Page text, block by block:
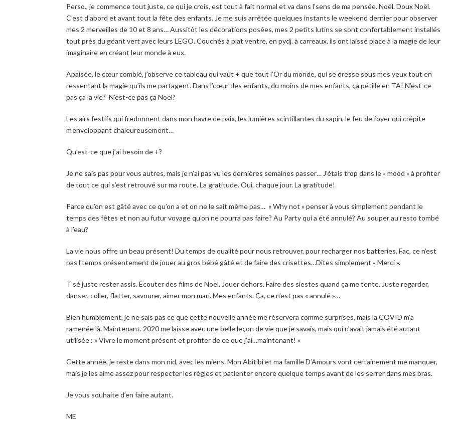
Perso., je commence tout juste, ce qui je crois, est tout à fait normal et va dans l’sens de ma pensée. Noël. Doux Noël.
C’est d’abord et avant tout la fête des enfants. Je me suis arrêtée quelques instants le weekend dernier pour observer
mes 2 merveilles de 10 et 8 ans… Aussitôt les décorations posées, mes 2 petits lutins se sont confortablement installés
tout près du géant vert avec leurs LEGO. Couchés à plat ventre, en pydj. à carreaux, ils ont laissé place à la magie de leur
imaginaire en créant leur monde à eux.
Apaisée, le cœur comblé, j’observe ce tableau qui vaut + que tout l’Or du monde, qui se dresse sous mes yeux tout en
ressentant la magie qu’ils me partagent. Dans l’cœur des enfants, du moins de mes enfants, ça pétille en TA! N’est-ce
pas ça la vie? N’est-ce pas ça Noël?
Les airs festifs qui fredonnent dans mon havre de paix, les lumières scintillantes du sapin, le feu de foyer qui crépite
m’enveloppant chaleureusement…
Qu’est-ce que j’ai besoin de +?
Je ne sais pas pour vous autres, mais je n’ai pas vu les dernières semaines passer… J’étais trop dans le « mood » à profiter
de tout ce qui s’est retrouvé sur ma route. La gratitude. Oui, chaque jour. La gratitude!
Parce qu’on est gâté avec ce qu’on a et on ne le sait même pas… « Why not » penser à vous simplement pendant le
temps des fêtes et non au futur voyage qu’on ne pourra pas faire? Au Party qui a été annulé? Au souper au resto tombé
à l’eau?
La vie nous offre un beau présent! Du temps de qualité pour nous retrouver, pour recharger nos batteries. Fac, ce n’est
pas l’temps présentement de jouer au gros bébé gâté et de faire des crisettes…Dites simplement « Merci ».
T’sé juste rester assis. Écouter des films de Noël. Jouer dehors. Faire des siestes quand ça me tente. Juste regarder,
danser, coller, flatter, savourer, aimer mon mari. Mes enfants. Ça, ce n’est pas « annulé »…
Bien humblement, je ne sais pas ce que cette nouvelle année me réservera comme surprises, mais la COVID m’a
ramenée là. Maintenant. 2020 me laisse avec une belle leçon de vie que je savais, mais qui n’avait jamais été autant
utilisée : « Vivre le moment présent et profiter de ce que j’ai…maintenant! »
Cette année, je reste dans mon nid, avec les miens. Mon Abitibi et ma famille D’Amours vont certainement me manquer,
mais je les aime assez pour respecter les règles et patienter encore quelque temps avant de les serrer dans mes bras.
Je vous souhaite d’en faire autant.
ME